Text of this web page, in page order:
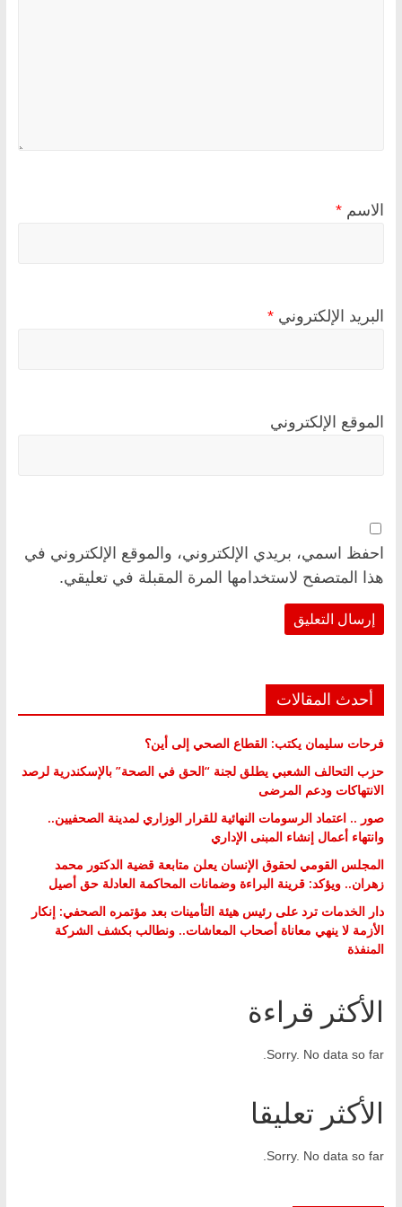
الاسم *
البريد الإلكتروني *
الموقع الإلكتروني
احفظ اسمي، بريدي الإلكتروني، والموقع الإلكتروني في
هذا المتصفح لاستخدامها المرة المقبلة في تعليقي.
أحدث المقالات
فرحات سليمان يكتب: القطاع الصحي إلى أين؟
حزب التحالف الشعبي يطلق لجنة “الحق في الصحة” بالإسكندرية لرصد
الانتهاكات ودعم المرضى
صور .. اعتماد الرسومات النهائية للقرار الوزاري لمدينة الصحفيين..
وانتهاء أعمال إنشاء المبنى الإداري
المجلس القومي لحقوق الإنسان يعلن متابعة قضية الدكتور محمد
زهران.. ويؤكد: قرينة البراءة وضمانات المحاكمة العادلة حق أصيل
دار الخدمات ترد على رئيس هيئة التأمينات بعد مؤتمره الصحفي: إنكار
الأزمة لا ينهي معاناة أصحاب المعاشات.. ونطالب بكشف الشركة
المنفذة
الأكثر قراءة
Sorry. No data so far.
الأكثر تعليقا
Sorry. No data so far.